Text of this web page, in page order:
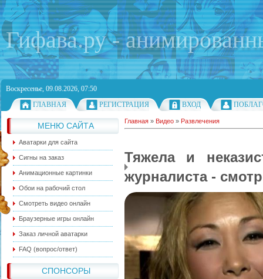
Гифава.ру -
Воскресенье, 09.08.2026, 07:50
ГЛАВНАЯ
РЕГИСТРАЦИЯ ВХОД
МЕНЮ САЙТА
Аватарки для сайта
Сигны на заказ
Анимационные картинки
Обои на рабочий стол
Смотреть видео онлайн
Браузерные игры онлайн
Заказ личной аватарки
FAQ (вопрос/ответ)
СПОНСОРЫ
Главная » Видео » Развлечения
Тяжела и
журналиста -